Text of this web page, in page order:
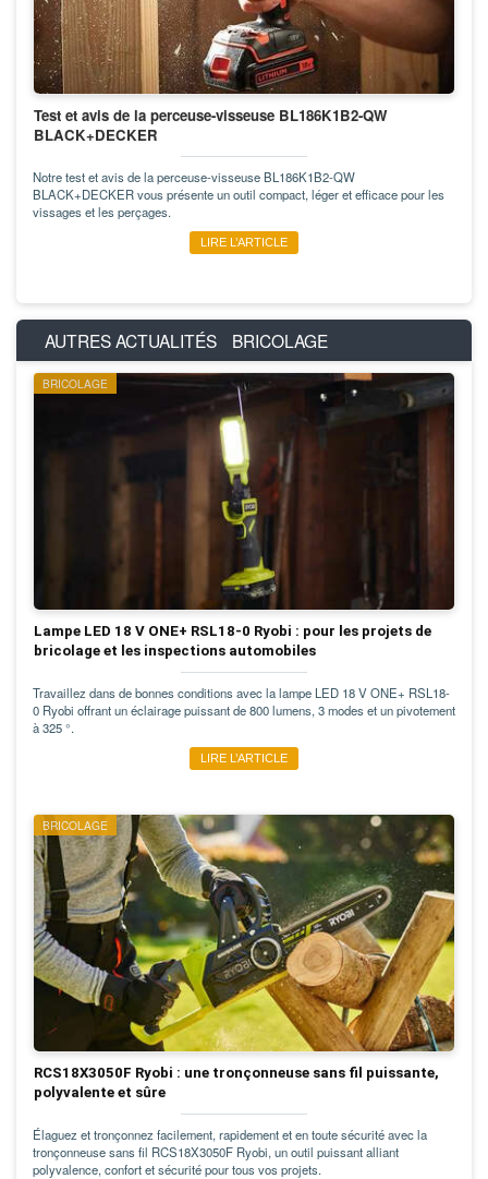
Test et avis de la perceuse-visseuse BL186K1B2-QW
BLACK+DECKER
Notre test et avis de la perceuse-visseuse BL186K1B2-QW
BLACK+DECKER vous présente un outil compact, léger et efficace pour les
vissages et les perçages.
LIRE L’ARTICLE
AUTRES ACTUALITÉS BRICOLAGE
BRICOLAGE
Lampe LED 18 V ONE+ RSL18-0 Ryobi : pour les projets de
bricolage et les inspections automobiles
Travaillez dans de bonnes conditions avec la lampe LED 18 V ONE+ RSL18-
0 Ryobi offrant un éclairage puissant de 800 lumens, 3 modes et un pivotement
à 325 °.
LIRE L’ARTICLE
BRICOLAGE
RCS18X3050F Ryobi : une tronçonneuse sans fil puissante,
polyvalente et sûre
Élaguez et tronçonnez facilement, rapidement et en toute sécurité avec la
tronçonneuse sans fil RCS18X3050F Ryobi, un outil puissant alliant
polyvalence, confort et sécurité pour tous vos projets.